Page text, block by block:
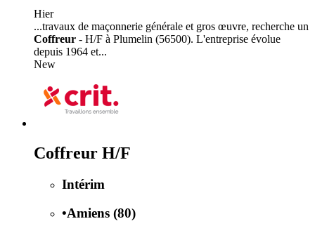
Hier
...travaux de maçonnerie générale et gros œuvre, recherche un
Coffreur - H/F à Plumelin (56500). L'entreprise évolue
depuis 1964 et...
New
Coffreur H/F
Intérim
•Amiens (80)